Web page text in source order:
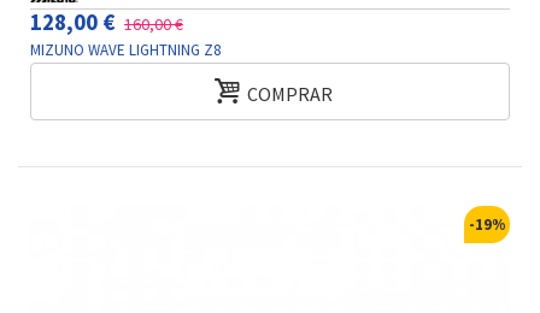
128,00 € 160,00 €
MIZUNO WAVE LIGHTNING Z8
COMPRAR
-19%